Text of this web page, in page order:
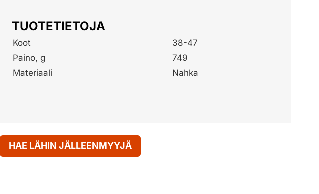
TUOTETIETOJA
Koot
38-47
Paino, g
749
Materiaali
Nahka
HAE LÄHIN JÄLLEENMYYJÄ